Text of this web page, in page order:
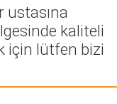
ustasına
kaliteli
için lütfen bizi